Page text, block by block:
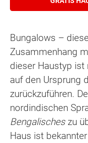
Bungalows –
Zusammenhang
dieser Haustyp ist
auf den Ursprung
zurückzuführen.
nordindischen
Bengalischeszu
Haus ist